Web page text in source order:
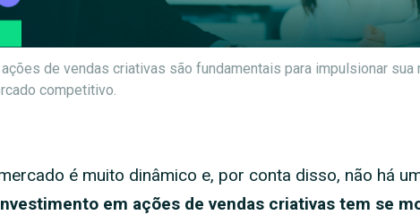
de vendas criativas são fundamentais para impulsionar sua
competitivo.
é muito dinâmico e, por conta disso, não há
em ações de vendas criativas tem se